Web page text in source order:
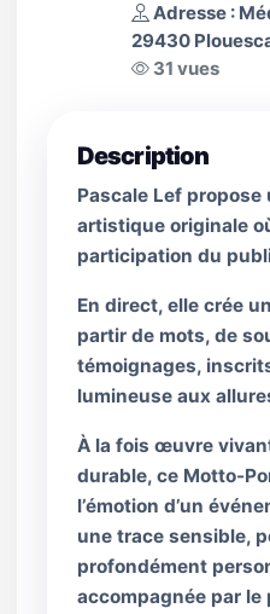
Adresse :
29430
31 vues
Description
Pascale Lef
artistique originale
participation du
En direct, elle crée
partir de mots, de
témoignages,
lumineuse aux
À la fois œuvre
durable, ce Motto-
l’émotion d’un
une trace sensible,
profondément
accompagnée par